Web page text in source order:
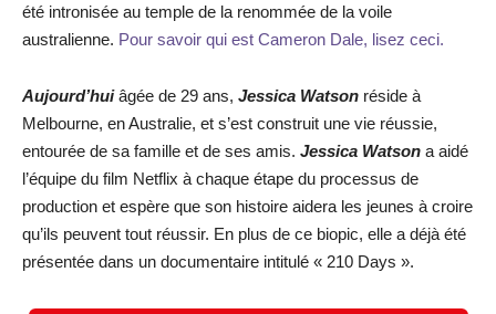
été intronisée au temple de la renommée de la voile
australienne. Pour savoir qui est Cameron Dale, lisez ceci.
Aujourd’huiâgée de 29 ans, Jessica Watson réside à
Melbourne, en Australie, et s’est construit une vie réussie,
entourée de sa famille et de ses amis. Jessica Watson a aidé
l’équipe du film Netflix à chaque étape du processus de
production et espère que son histoire aidera les jeunes à croire
qu’ils peuvent tout réussir. En plus de ce biopic, elle a déjà été
présentée dans un documentaire intitulé « 210 Days ».